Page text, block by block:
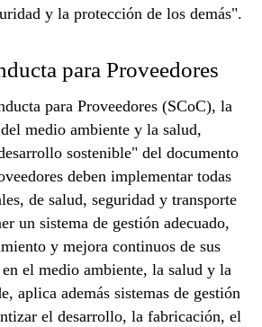
y la protección de los demás".
para Proveedores
para Proveedores (SCoC), la
medio ambiente y la salud,
sostenible" del documento
deben implementar todas
de salud, seguridad y transporte
un sistema de gestión adecuado,
y mejora continuos de sus
el medio ambiente, la salud y la
aplica además sistemas de gestión
el desarrollo, la fabricación, el